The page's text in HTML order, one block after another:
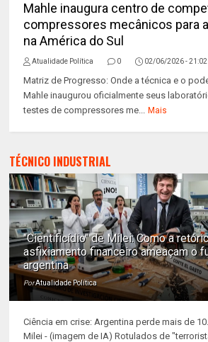
Mahle inaugura centro de
compressores mecânicos para
na América do Sul
Atualidade Política 0 02/06/2026 - 21:02
Matriz de Progresso: Onde a técnica e o
Mahle inaugurou oficialmente seus
testes de compressores me... Mais
TÉCNICO INDUSTRIAL
"Cientificídio" de Milei: Como a
asfixiamento financeiro ameaçam o
argentina
PorAtualidade Política
Ciência em crise: Argentina perde mais de
Milei - (imagem de IA) Rotulados de